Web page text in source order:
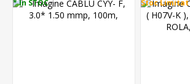
* In STOC Stoc Limitat